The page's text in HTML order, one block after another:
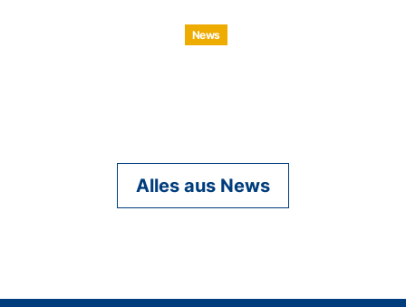
News
Alles aus News